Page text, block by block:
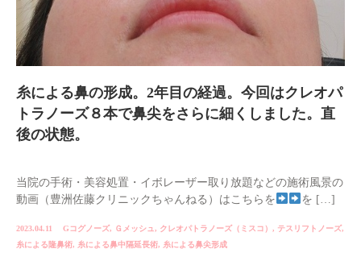
糸による鼻の形成。2年目の経過。今回はクレオパ
トラノーズ８本で鼻尖をさらに細くしました。直
後の状態。
当院の手術・美容処置・イボレーザー取り放題などの施術風景の
動画（豊洲佐藤クリニックちゃんねる）はこちらを
を […]
2023.04.11 Gコグノーズ, Ｇメッシュ , クレオパトラノーズ（ミスコ） , テスリフトノーズ,
糸による隆鼻術, 糸による鼻中隔延長術, 糸による鼻尖形成